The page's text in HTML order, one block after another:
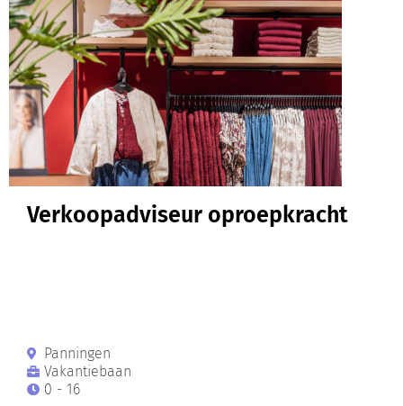
Verkoopadviseur oproepkracht
Panningen
Vakantiebaan
0 - 16